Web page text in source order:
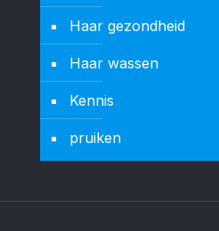
Haar gezondheid
Haar wassen
Kennis
pruiken